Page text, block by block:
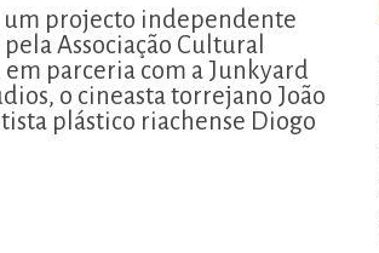
um projecto independente
Associação Cultural
em parceria com a Junkyard
o cineasta torrejano João
plástico riachense Diogo